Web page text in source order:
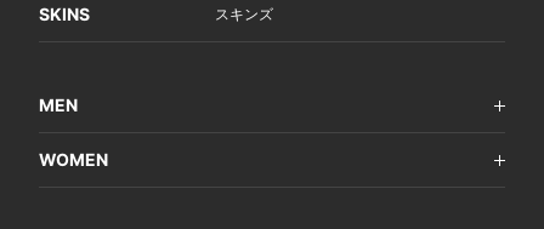
SKINS スキンズ
MEN
WOMEN